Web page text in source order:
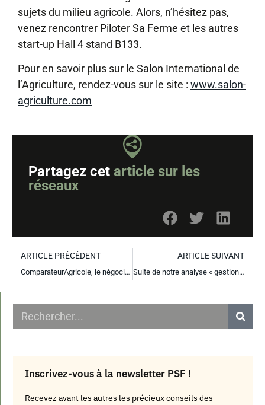
sujets du milieu agricole. Alors, n’hésitez pas,
venez rencontrer Piloter Sa Ferme et les autres
start-up Hall 4 stand B133.
Pour en savoir plus sur le Salon International de
l’Agriculture, rendez-vous sur le site : www.salon-
agriculture.com
Partagez cet article sur les
réseaux
ARTICLE PRÉCÉDENT
ComparateurAgricole, le négociant digital fait partie de la French Tech 120
ARTICLE SUIVANT
Suite de notre analyse « gestion de la récolte 2019 » sur Terre Net (2/5)
Inscrivez-vous à la newsletter PSF !
Recevez avant les autres les précieux conseils des